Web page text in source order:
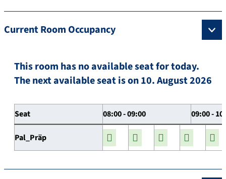
Current Room Occupancy
This room has no available seat for today.
The next available seat is on 10. August 2026
Seat 08:00 - 09:00 09:00 -
Pal_Präp